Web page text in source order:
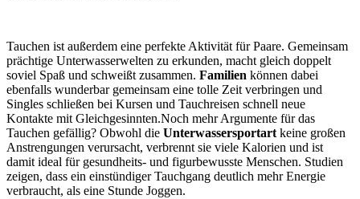
Tauchen ist außerdem eine perfekte Aktivität für Paare. Gemeinsam
prächtige Unterwasserwelten zu erkunden, macht gleich doppelt
soviel Spaß und schweißt zusammen. Familien können dabei
ebenfalls wunderbar gemeinsam eine tolle Zeit verbringen und
Singles schließen bei Kursen und Tauchreisen schnell neue
Kontakte mit Gleichgesinnten.Noch mehr Argumente für das
Tauchen gefällig? Obwohl die Unterwassersportartkeine großen
Anstrengungen verursacht, verbrennt sie viele Kalorien und ist
damit ideal für gesundheits- und figurbewusste Menschen. Studien
zeigen, dass ein einstündiger Tauchgang deutlich mehr Energie
verbraucht, als eine Stunde Joggen.